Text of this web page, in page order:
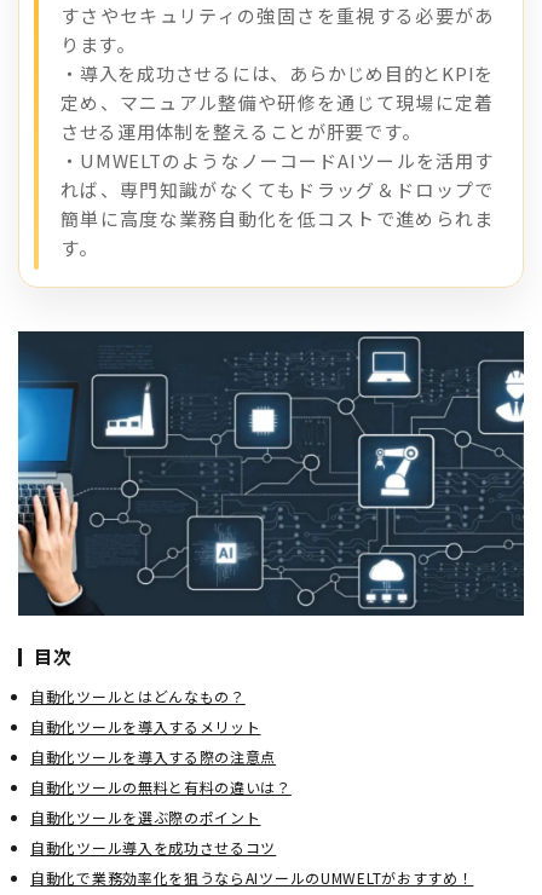
すさやセキュリティの強固さを重視する必要があ
ります。
・導入を成功させるには、あらかじめ目的とKPIを
定め、マニュアル整備や研修を通じて現場に定着
させる運用体制を整えることが肝要です。
・UMWELTのようなノーコードAIツールを活用す
れば、専門知識がなくてもドラッグ＆ドロップで
簡単に高度な業務自動化を低コストで進められま
す。
目次
自動化ツールとはどんなもの？
自動化ツールを導入するメリット
自動化ツールを導入する際の注意点
自動化ツールの無料と有料の違いは？
自動化ツールを選ぶ際のポイント
自動化ツール導入を成功させるコツ
自動化で業務効率化を狙うならAIツールのUMWELTがおすすめ！